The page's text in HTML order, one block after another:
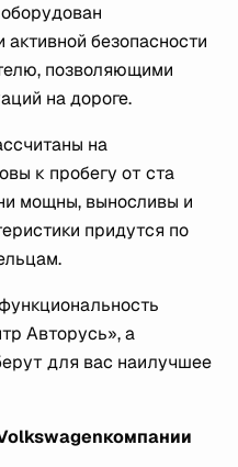
безопасности
позволяющими
на дороге.
на
к пробегу от ста
мощны, выносливы и
придутся по
Авторусь», а
для вас наилучшее
компании